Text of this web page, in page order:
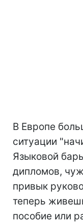
В Европе
ситуации
Языковой
дипломов,
привык
теперь
пособие или